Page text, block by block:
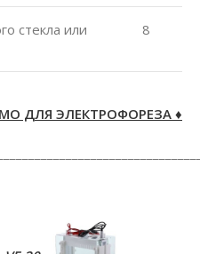
стекла или
8
ДЛЯ ЭЛЕКТРОФОРЕЗА ♦